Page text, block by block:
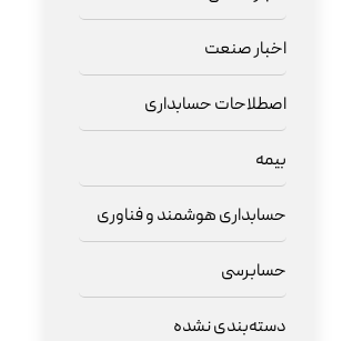
اخبار صنعت
اصطلاحات حسابداری
بیمه
حسابداری هوشمند و فناوری
حسابرسی
دسته‌بندی نشده